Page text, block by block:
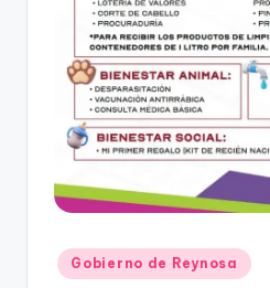
Publicado
en
Gobierno de Reynosa